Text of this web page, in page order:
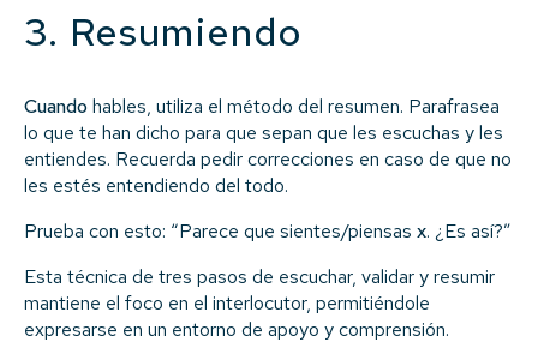
3. Resumiendo
Cuando hables, utiliza el método del resumen. Parafrasea
lo que te han dicho para que sepan que les escuchas y les
entiendes. Recuerda pedir correcciones en caso de que no
les estés entendiendo del todo.
Prueba con esto: “Parece que sientes/piensas x. ¿Es así?”
Esta técnica de tres pasos de escuchar, validar y resumir
mantiene el foco en el interlocutor, permitiéndole
expresarse en un entorno de apoyo y comprensión.